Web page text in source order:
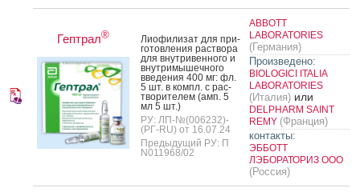
Гептрал®
Ли­офи­лизат для при­
готов­ле­ния рас­тво­ра
для внут­ри­вен­но­го и
внут­ри­мышеч­но­го
вве­дения 400 мг: фл.
5 шт. в компл. с рас­
тво­рите­лем (амп. 5
мл 5 шт.)
РУ: ЛП-№(006232)-
(РГ-RU) от 16.07.24
Предыдущий РУ: П
N011968/02
ABBOTT
LABORATORIES
(Германия)
Произведено:
BIOLOGICI ITALIA
LABORATORIES
(Италия) или
DELPHARM SAINT
REMY (Франция)
контакты:
ЭББОТТ
ЛЭБОРАТОРИЗ ООО
(Россия)